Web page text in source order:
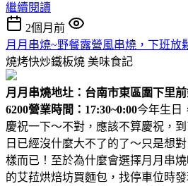
繼續閱讀
2個月前
月月串燒~野餐露營風串燒，下班放
燒烤快炒鐵板燒 美味食記
月月串燒地圵：台南市東區圍下里
6200營業時間：17:30~0:00今年生日
慶祝一下～不對，應該不算慶祝，
日已經沒什麼大不了的了～只是想
樣而已！至於為什麼會選擇月月串
的艾菈烘焙坊買麵包，找停車位時